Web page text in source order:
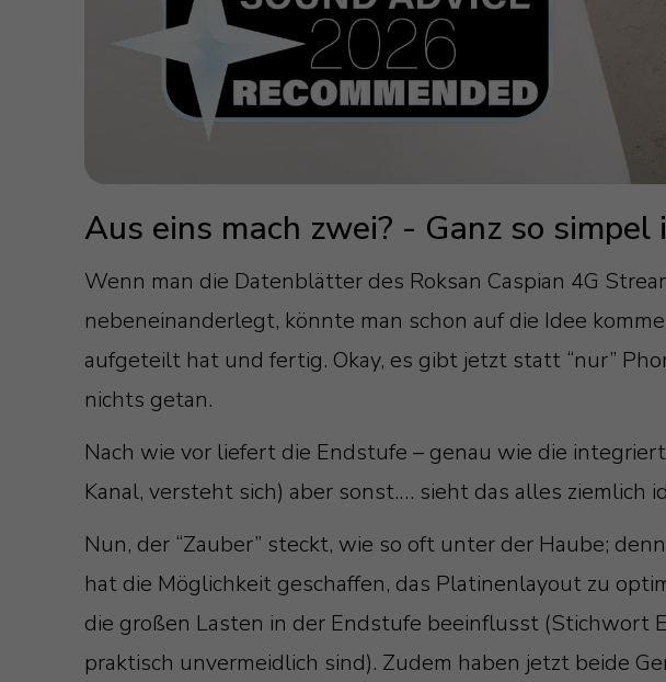
Aus eins mach zwei? - Ganz so
Wenn man die Datenblätter des Roksan Caspian 4G
nebeneinanderlegt, könnte man schon auf die Idee
aufgeteilt hat und fertig. Okay, es gibt jetzt statt “nur”
nichts getan.
Nach wie vor liefert die Endstufe – genau wie die
Kanal, versteht sich) aber sonst.… sieht das alles ziemlich
Nun, der “Zauber” steckt, wie so oft unter der Haube;
hat die Möglichkeit geschaffen, das Platinenlayout zu
die großen Lasten in der Endstufe beeinflusst (Stichwort
praktisch unvermeidlich sind). Zudem haben jetzt beide